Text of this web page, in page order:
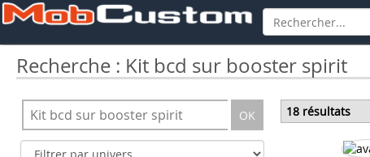
Recherche : Kit bcd sur booster spirit
OK 18 résultats